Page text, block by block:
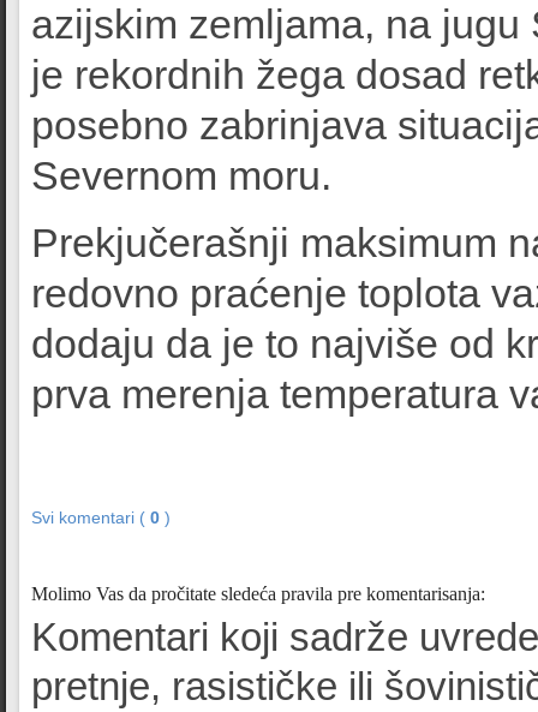
azijskim zemljama, na
je rekordnih žega dosad
posebno zabrinjava
Severnom moru.
Prekjučerašnji maksimum
redovno praćenje toplota
dodaju da je to najviše od
prva merenja temperatura
Svi komentari ( 0 )
Molimo Vas da pročitate sledeća pravila pre komentarisanja:
Komentari koji sadrže
pretnje, rasističke ili